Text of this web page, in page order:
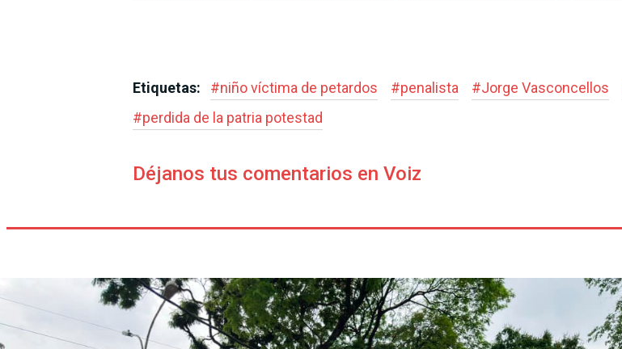
Etiquetas: #niño víctima de petardos #penalista #Jorge Vasconcellos
#perdida de la patria potestad
Déjanos tus comentarios en Voiz